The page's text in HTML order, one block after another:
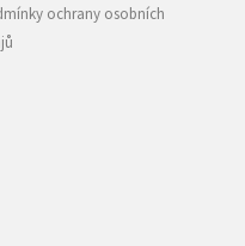
ochrany osobních